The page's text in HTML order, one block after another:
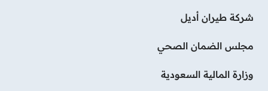
شركة طيران أديل
مجلس الضمان الصحي
وزارة المالية السعودية